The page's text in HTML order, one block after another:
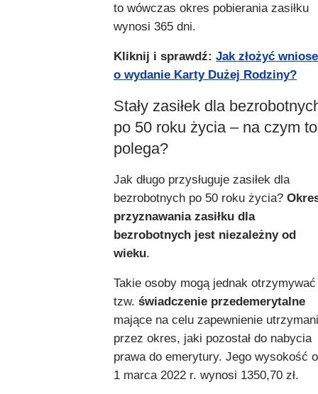
to wówczas okres pobierania zasiłku
wynosi 365 dni.
Kliknij i sprawdź: Jak złożyć
o wydanie Karty Dużej Rodziny?
Stały zasiłek dla
po 50 roku życia – na czym to
polega?
Jak długo przysługuje zasiłek dla
bezrobotnych po 50 roku życia?
przyznawania zasiłku dla
bezrobotnych jest niezależny od
wieku.
Takie osoby mogą jednak otrzymywać
tzw. świadczenie przedemerytalne
mające na celu zapewnienie
przez okres, jaki pozostał do nabycia
prawa do emerytury. Jego wysokość
1 marca 2022 r. wynosi 1350,70 zł.